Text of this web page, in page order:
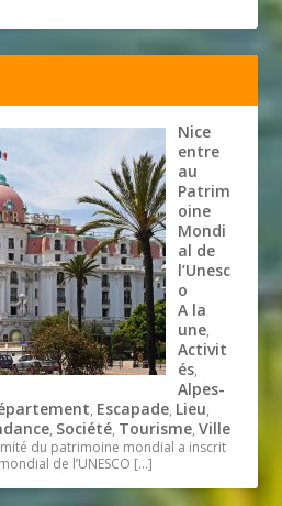
Nice
entre
au
Patrim
oine
Mondi
al de
l’Unesc
o
A la
une,
Activit
és,
Alpes-
, Escapade, Lieu,
, Société, Tourisme,Ville
du patrimoine mondial a inscrit
de l’UNESCO […]